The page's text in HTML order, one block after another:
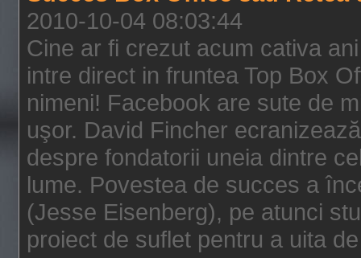
2010-10-04 08:03:44
Cine ar fi crezut acum cativa
intre direct in fruntea Top Box
nimeni! Facebook are sute de
uşor. David Fincher
despre fondatorii uneia dintre
lume. Povestea de succes a
(Jesse Eisenberg), pe atunci
proiect de suflet pentru a uita